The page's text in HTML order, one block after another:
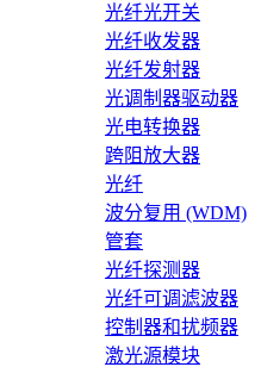
光纤光开关
光纤收发器
光纤发射器
光调制器驱动器
光电转换器
跨阻放大器
光纤
波分复用 (WDM)
管套
光纤探测器
光纤可调滤波器
控制器和扰频器
激光源模块